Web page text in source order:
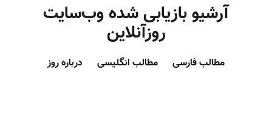
آرشیو بازیابی شده وب‌سایت
روزآنلاین
مطالب فارسی مطالب انگلیسی درباره روز